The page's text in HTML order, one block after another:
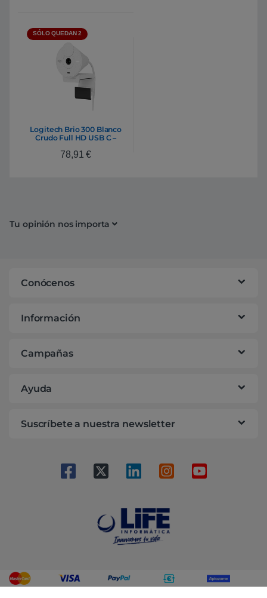
SÓLO QUEDAN 2
Logitech Brio 300 Blanco
Crudo Full HD USB C –
78,91€
Tu opinión nos importa
Conócenos
Información
Campañas
Ayuda
Suscríbete a nuestra newsletter